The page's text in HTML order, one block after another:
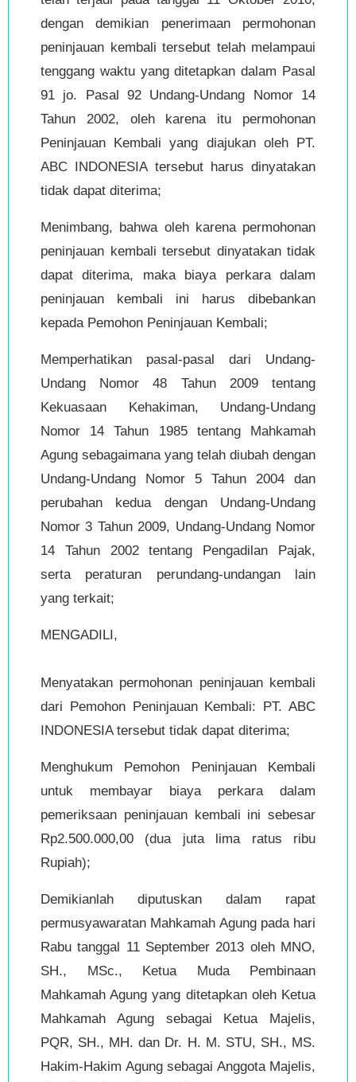
dengan demikian penerimaan permohonan
peninjauan kembali tersebut telah melampaui
tenggang waktu yang ditetapkan dalam Pasal
91 jo. Pasal 92 Undang-Undang Nomor 14
Tahun 2002, oleh karena itu permohonan
Peninjauan Kembali yang diajukan oleh PT.
ABC INDONESIA tersebut harus dinyatakan
tidak dapat diterima;
Menimbang, bahwa oleh karena permohonan
peninjauan kembali tersebut dinyatakan tidak
dapat diterima, maka biaya perkara dalam
peninjauan kembali ini harus dibebankan
kepada Pemohon Peninjauan Kembali;
Memperhatikan pasal-pasal dari Undang-
Undang Nomor 48 Tahun 2009 tentang
Kekuasaan Kehakiman, Undang-Undang
Nomor 14 Tahun 1985 tentang Mahkamah
Agung sebagaimana yang telah diubah dengan
Undang-Undang Nomor 5 Tahun 2004 dan
perubahan kedua dengan Undang-Undang
Nomor 3 Tahun 2009, Undang-Undang Nomor
14 Tahun 2002 tentang Pengadilan Pajak,
serta peraturan perundang-undangan lain
yang terkait;
MENGADILI,
Menyatakan permohonan peninjauan kembali
dari Pemohon Peninjauan Kembali: PT. ABC
INDONESIA tersebut tidak dapat diterima;
Menghukum Pemohon Peninjauan Kembali
untuk membayar biaya perkara dalam
pemeriksaan peninjauan kembali ini sebesar
Rp2.500.000,00 (dua juta lima ratus ribu
Rupiah);
Demikianlah diputuskan dalam rapat
permusyawaratan Mahkamah Agung pada hari
Rabu tanggal 11 September 2013 oleh MNO,
SH., MSc., Ketua Muda Pembinaan
Mahkamah Agung yang ditetapkan oleh Ketua
Mahkamah Agung sebagai Ketua Majelis,
PQR, SH., MH. dan Dr. H. M. STU, SH., MS.
Hakim-Hakim Agung sebagai Anggota Majelis,